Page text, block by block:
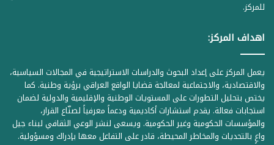
للمركز.
اهداف المركز:
يعمل المركز على إعداد البحوث والدراسات الاستراتيجية في المجالات السياسية،
والاقتصادية، والاجتماعية لمعالجة قضايا الواقع العراقي برؤية وطنية. كما
يختص بتحليل التطورات على المستويات الوطنية والإقليمية والدولية لضمان
استجابات فعالة. يقدم استشارات أكاديمية ودعماً معرفياً لصنّاع القرار،
والمؤسسات الحكومية وغير الحكومية. ويسعى لنشر الوعي الثقافي لبناء جيل
واعٍ بالتحديات والمخاطر المحيطة، قادر على التفاعل معها بإدراك ومسؤولية.